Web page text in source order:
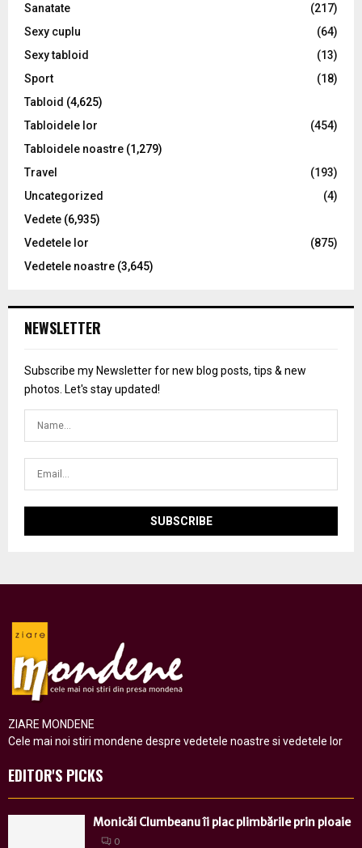
Sanatate
(217)
Sexy cuplu
(64)
Sexy tabloid
(13)
Sport
(18)
Tabloid (4,625)
Tabloidele lor
(454)
Tabloidele noastre (1,279)
Travel
(193)
Uncategorized
(4)
Vedete (6,935)
Vedetele lor
(875)
Vedetele noastre (3,645)
NEWSLETTER
Subscribe my Newsletter for new blog posts, tips & new
photos. Let's stay updated!
ZIARE MONDENE
Cele mai noi stiri mondene despre vedetele noastre si vedetele lor
EDITOR'S PICKS
Monicăi Clumbeanu îi plac plimbările prin ploaie
0